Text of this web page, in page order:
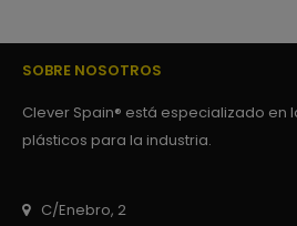
SOBRE NOSOTROS
Clever Spain® está especializado en
plásticos para la industria.
C/Enebro, 2